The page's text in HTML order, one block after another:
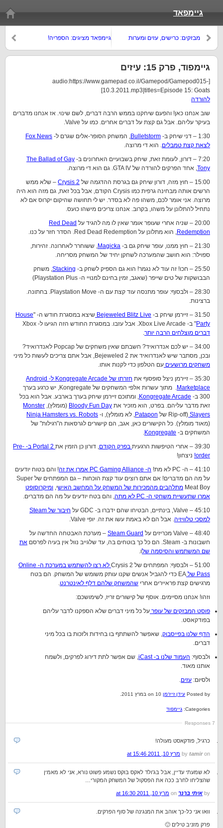
גיימפאד
גיימפאד מציגים: הספריה! מבזקים: כרישים, עזים ומערות
גיימפוד, פרק 15: עיזים
[audio:https://www.gamepad.co.il/Gamepod/Gamepod015-
10.3.2011.mp3|titles=Episode 15: Goats]
להורדה
שוב אנחנו כאן! והפעם שיחקנו בממש הרבה דברים, לשם שינוי. אז אנחנו מדברים
בעיקר עליהם. אבל גם קצת על דברים אחרים. כמו על Valve.
1:30 – דני שיחק ב-
Bulletstorm, המשחק הסופר-אלים שגרם ל- Fox News
לצאת קצת טמבלים. הוא די מרוצה.
7:20 – דורון, לעומת זאת, שיחק בשבועיים האחרונים ב-
The Ballad of Gay
Tony, אחד הפרקים להורדה של GTA IV. גם הוא די מרוצה.
15:00 – חוץ מזה, דורון שיחק גם בגרסת ההדגמה של
Crysis 2 – שלא ממש
הרשים אותה מבחינה גרפית כמו Crysis הקודם, אבל בכל זאת, גם מזה הוא היה
מרוצה. אני אומר לכם, משהו פה לא בסדר. יש לי תחושה שהיקום יקרוס אם לא
נתחיל להתלונן על משהו, בקרוב. אנחנו צריכים מישהו כועס.
20:00 – שניה אחרי שעופר אומר שאין לו מה להגיד על
Red Dead
Redemption, הוא מתלונן על Red Dead Redemption. הסדר חזר על כנו.
21:30 – חוץ ממנו, עופר שיחק גם ב-
Magicka, ששוחרר לאחרונה. זהירות,
ספוילר: הוא חושב שהמערכה לשחקן יחיד של המשחק מסריחה.
25:50 – חכו! זה עוד לא נגמר! הוא גם הספיק לשחק ב-
Stacking, משחק
הבבושקות של טים שייפר (שאגב, זמין בחינם למנויי ה- Playstation Plus)
28:30 – ולבסוף: עופר מתנסה עוד קצת עם ה- Playstation Move. בחתונה.
ברצינות.
31:50 – זיירמן שיחק ב-
Bejeweled Blitz Live שיצא במסגרת חודש ה- "House
Party" ב- Xbox Live Arcade. אבל עזבו. במסגרת החודש הזה הגיעו ל- Xbox
דברים מוצלחים הרבה יותר.
34:00 – יש לכם אנדרואיד? חשבתם שאין משחקים של Popcap לאנדרואיד?
ובכן, מסתבר שיש לאנדרואיד את Bejeweled 2, אבל אתם צריכים לעשות כל מיני
משחקים מרושעים עם הטלפון כדי לקנות אותו.
35:30 – זיירמן ניצל סופסוף את
חזרתו של Kongregate Arcade ל- Android
Marketplace
. מתוך עשרות אלפי המשחקים של Kongregate, יש כרגע בערך
300 ב-
Kongregate Arcade, ומתוכם זיירמן שיחק בערך בארבע. אבל הוא בכל
זאת מדבר עליהם. בפרט, הוא מזכיר את Bloody Fun Day (מומלץ), Monster
Slayers (Rip-off של Patapon, לא מומלץ), ו- Ninja Hamsters vs. Robots
(מאוד מומלץ). כל הקישורים כאן, אגב, הם קישורים לגרסאות ה"רגילות" של
המשחקים ב- Kongregate
.
39:30 – אחרי הטיפשות הרגעית
בפרק הקודם, דורון כן הזמין את
Portal 2 ב- Pre-
order! ניצחון!
41:10 – ה- PC לא מת!
ה- PC Gaming Alliance אמרו את זה
! והם בטוח יודעים
על מה הם מדברים! אם אתם רוצים עוד קצת הוכחות – גם המפתחים של Super
Meat Boy מתלהבים מהמכירות של המשחק על המחשב האישי, ומיקרוסופט
אמרו שתעשיית משחקי ה- PC לא מתה
, והם בטח יודעים על מה הם מדברים.
45:10 – Valve, בינתיים, הבטיחו שהם ידברו ב- GDC על
חיבור של Steam
למסכי טלוויזיה. אבל הם לא באמת עשו את זה. יופי Valve.
48:40 – Valve מכריזים על
Steam Guard – מערכת האבטחה החדשה על
חשבונות ב- Steam. הם כל כך בוטחים בה, עד שלגייב נוול אין בעיה לפרסם
את
שם המשתמש והסיסמה שלו.
51:00 – ולבסוף: המפתחים של Crysis 2
לא רצו להשתמש במערכת ה- Online
Pass של
EA כדי להגביל אנשים שקנו עותק משומש של המשחק. הם בטח
מרגישים קצת פראיירים אחרי שהמשחק שלהם דלף לאינטרנט.
וזהו! אנחנו מסיימים. אוסף של קישורים זריז, לשימושכם:
פוסט המבזקים של עופר על כל מיני דברים שלא הספקנו לדבר עליהם
בפודקאסט.
הדף שלנו בפייסבוק, שאפשר להשתתף בו בחידות ולזכות בו בכל מיני
דברים.
ולבסוף: העמוד שלנו ב- iCast
, שם אפשר לתת דירוג לפרקים, ולשמח
אותנו מאוד.
ולסיום: עזים.
Posted by עידן זיירמן
Categories: גיימפוד
7 Responses
כרגיל, פודקאסט מעולה!
by tamiron מרץ 10, 2011 at 15:46
לא שמעתי עדיין, אבל בג'ולד לאקס בוקס נשמע פשוט נורא, אני לא מאמין
שהצליחו לחרב ככה את הפסקול של המשחק המקורי…
by איתי ברנר מרץ 10, 2011 at 16:30
וואו אני כל-כך אוהב את המנגינה של סוף הפרקים.
פרק מזניב טילים 🙂